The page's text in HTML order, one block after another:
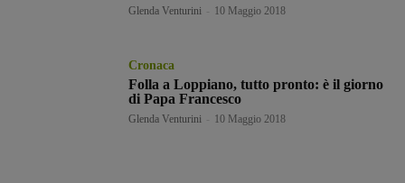
Glenda Venturini 10 Maggio 2018
Cronaca
Folla a Loppiano, tutto pronto: è il giorno
di Papa Francesco
Glenda Venturini 10 Maggio 2018